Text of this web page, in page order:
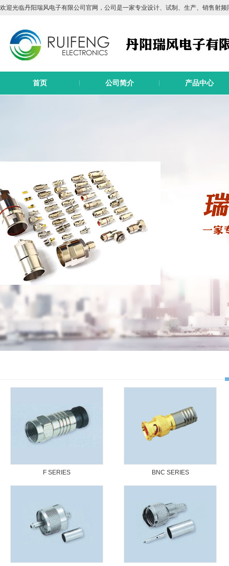
欢迎光临丹阳瑞风电子有限公司官网，公司是一家专业设计、试制、生产、销售射
首页 公司简介 产品中心
F SERIES BNC SERIES